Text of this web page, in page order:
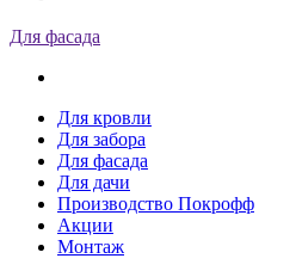
Для фасада
Для кровли
Для забора
Для фасада
Для дачи
Производство Покрофф
Акции
Монтаж